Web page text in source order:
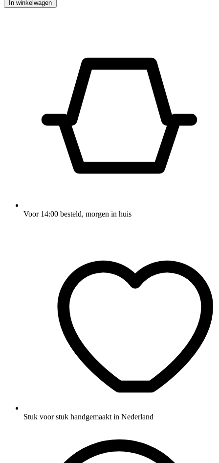
In winkelwagen
Voor 14:00 besteld, morgen in huis
Stuk voor stuk handgemaakt in Nederland